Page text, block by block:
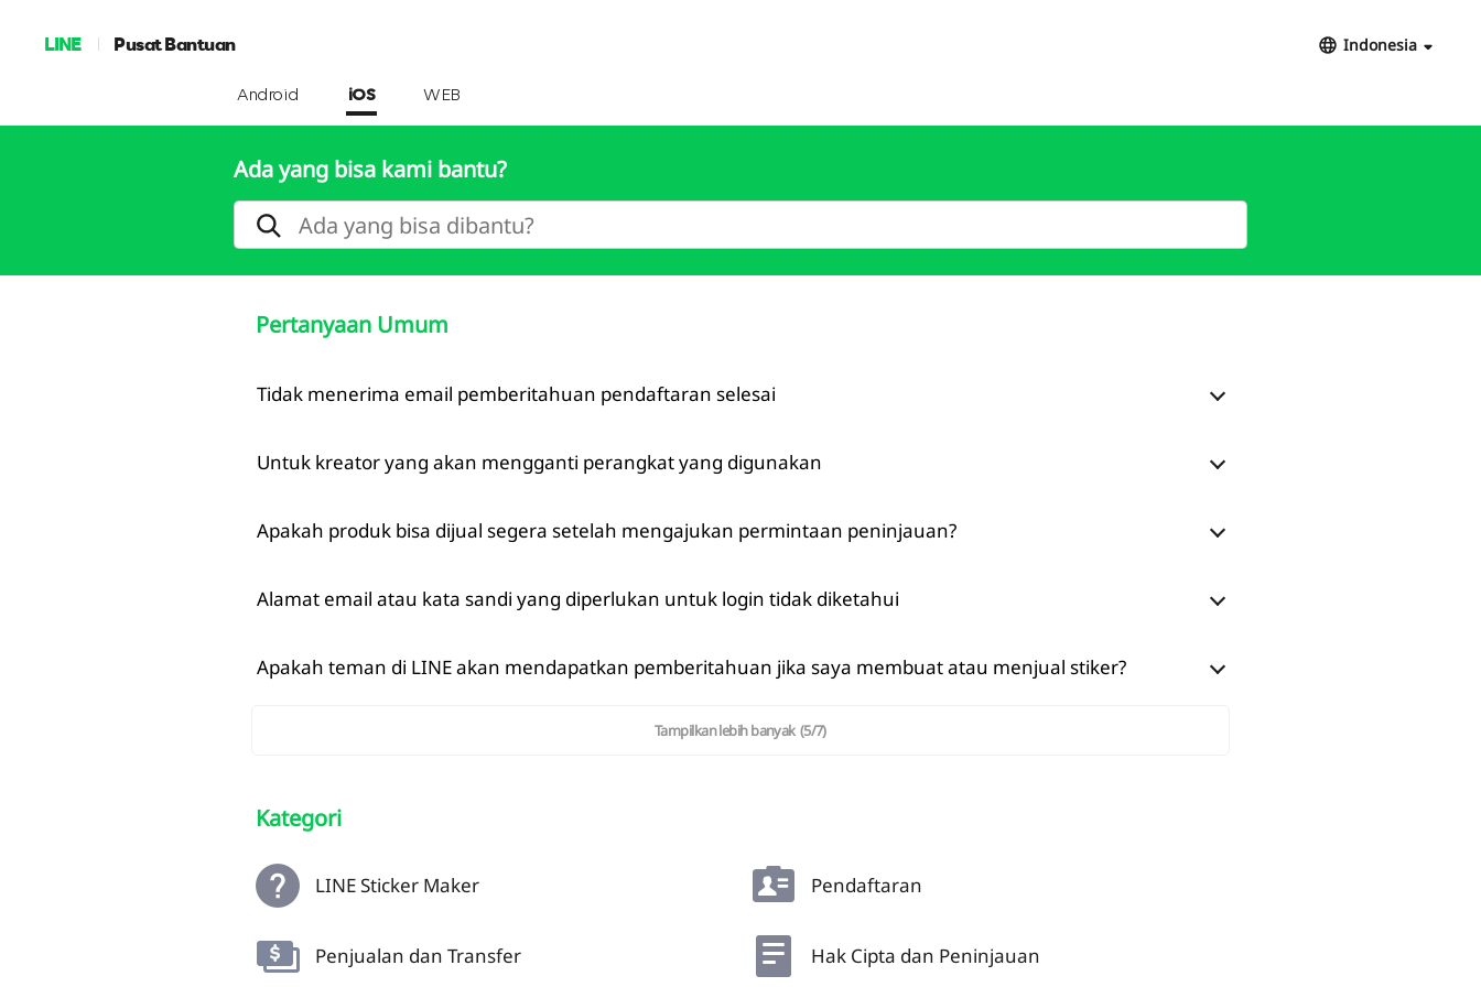
LINE Pusat Bantuan Indonesia
Android iOS WEB
Ada yang bisa kami bantu?
Pertanyaan Umum
Tidak menerima email pemberitahuan pendaftaran selesai
Untuk kreator yang akan mengganti perangkat yang digunakan
Apakah produk bisa dijual segera setelah mengajukan permintaan peninjauan?
Alamat email atau kata sandi yang diperlukan untuk login tidak diketahui
Apakah teman di LINE akan mendapatkan pemberitahuan jika saya membuat atau menjual stiker?
Tampilkan lebih banyak (5/7)
Kategori
LINE Sticker Maker Pendaftaran
Penjualan dan Transfer Hak Cipta dan Peninjauan
Telah disalin